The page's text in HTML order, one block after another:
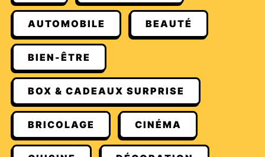
AUTOMOBILE BEAUTÉ
BIEN-ÊTRE
BOX & CADEAUX SURPRISE
BRICOLAGE CINÉMA